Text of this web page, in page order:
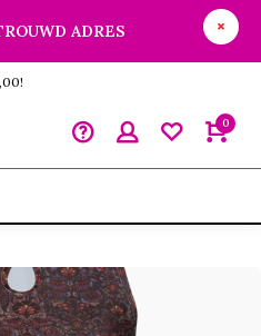
ADRES
0